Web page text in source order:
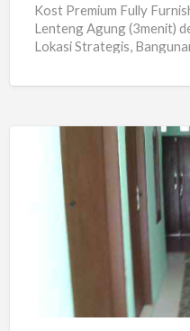
Kost Premium Fully
Lenteng Agung (3menit)
Lokasi Strategis,
Menerima
Mahasiswa
Universitas
Pancasila